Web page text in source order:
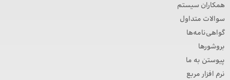
همکاران سیستم
سوالات متداول
گواهی‌نامه‌ها
بروشورها
پیوستن به ما
نرم افزار مربع